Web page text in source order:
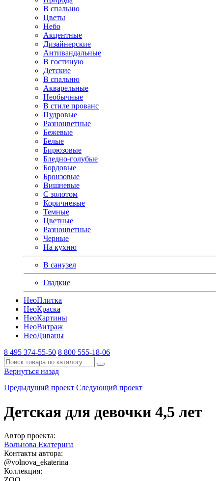
В спальню
Цветы
Небо
Акцентные
Дизайнерские
Антивандальные
В гостиную
Детские
В спальню
Акварельные
Необычные
В стиле прованс
Пудровые
Разноцветные
Бежевые
Белые
Бирюзовые
Бледно-голубые
Бордовые
Бронзовые
Вишневые
С золотом
Коричневые
Темные
Цветные
Разноцветные
Черные
На кухню
В санузел
Гладкие
НеоПлитка
НеоКраска
НеоКартины
НеоВитраж
НеоДиваны
8 495 374-55-50 8 800 555-18-06
Вернуться назад
Предыдущий проект Следующий проект
Детская для девочки 4,5 лет
Автор проекта:
Вольнова Екатерина
Контакты автора:
@volnova_ekaterina
Коллекция: